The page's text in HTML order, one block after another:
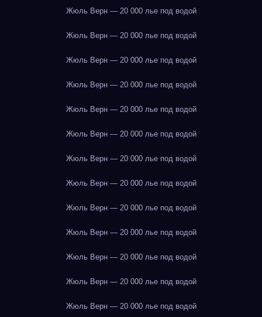
Жюль Верн — 20 000 лье под водой
Жюль Верн — 20 000 лье под водой
Жюль Верн — 20 000 лье под водой
Жюль Верн — 20 000 лье под водой
Жюль Верн — 20 000 лье под водой
Жюль Верн — 20 000 лье под водой
Жюль Верн — 20 000 лье под водой
Жюль Верн — 20 000 лье под водой
Жюль Верн — 20 000 лье под водой
Жюль Верн — 20 000 лье под водой
Жюль Верн — 20 000 лье под водой
Жюль Верн — 20 000 лье под водой
Жюль Верн — 20 000 лье под водой